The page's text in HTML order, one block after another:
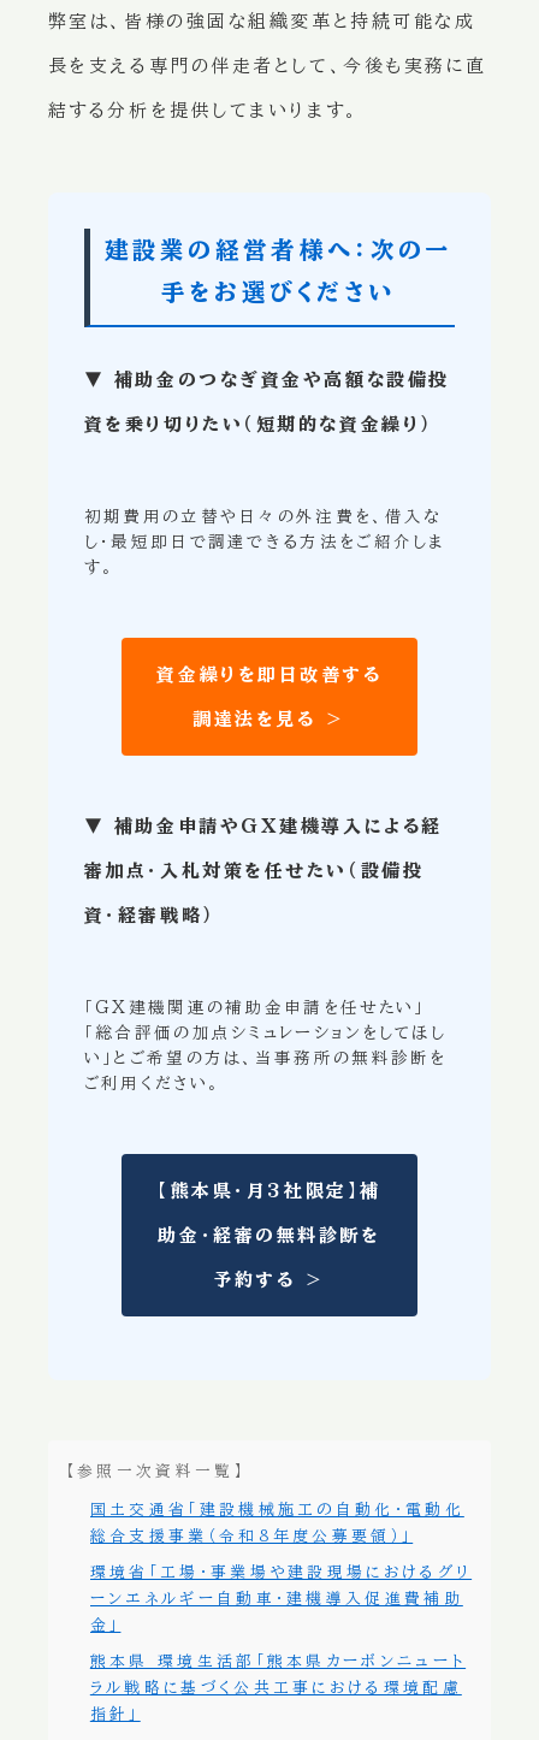
弊室は、皆様の強固な組織変革と持続可能な成
長を支える専門の伴走者として、今後も実務に直
結する分析を提供してまいります。
建設業の経営者様へ：次の一
手をお選びください
▼ 補助金のつなぎ資金や高額な設備投
資を乗り切りたい（短期的な資金繰り）
初期費用の立替や日々の外注費を、借入な
し・最短即日で調達できる方法をご紹介しま
す。
資金繰りを即日改善する
調達法を見る ＞
▼ 補助金申請やGX建機導入による経
審加点・入札対策を任せたい（設備投
資・経審戦略）
「GX建機関連の補助金申請を任せたい」
「総合評価の加点シミュレーションをしてほし
い」とご希望の方は、当事務所の無料診断を
ご利用ください。
【熊本県・月3社限定】補
助金・経審の無料診断を
予約する ＞
【参照一次資料一覧】
国土交通省「建設機械施工の自動化・電動化
総合支援事業（令和8年度公募要領）」
環境省「工場・事業場や建設現場におけるグリ
ーンエネルギー自動車・建機導入促進費補助
金」
熊本県 環境生活部「熊本県カーボンニュート
ラル戦略に基づく公共工事における環境配慮
指針」